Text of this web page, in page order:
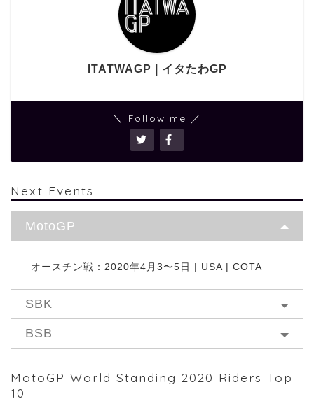
ITATWAGP | イタたわGP
＼ Follow me ／
Next Events
MotoGP
オースチン戦：2020年4月3〜5日 | USA | COTA
SBK
BSB
MotoGP World Standing 2020 Riders Top
10